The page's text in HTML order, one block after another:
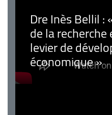
Dre Inès Bellil :
de la
levier de
économique »